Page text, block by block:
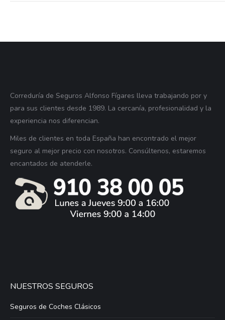
Correduría de Seguros Alfonso Fígares lleva trabajando por y
para sus clientes desde 1989. La cercanía, profesionalidad y la
experiencia nos diferencian.
Miles de clientes en toda España han encontrado el mejor
seguro al mejor precio con nosotros. Consúltenos, estaremos
encantados de atenderle.
NUESTROS SEGUROS
Seguros de Coches Clásicos